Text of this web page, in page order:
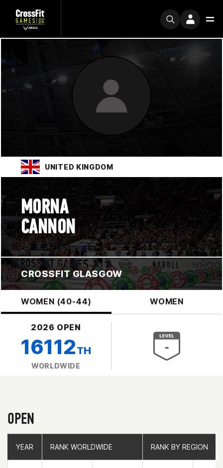
UNITED KINGDOM
MORNA
CANNON
CROSSFIT GLASGOW
WOMEN (40-44) WOMEN
2026 OPEN
16112TH
WORLDWIDE
OPEN
YEAR RANK WORLDWIDE RANK BY REGION
YEAR RANK WORLDWIDE RANK BY REGION